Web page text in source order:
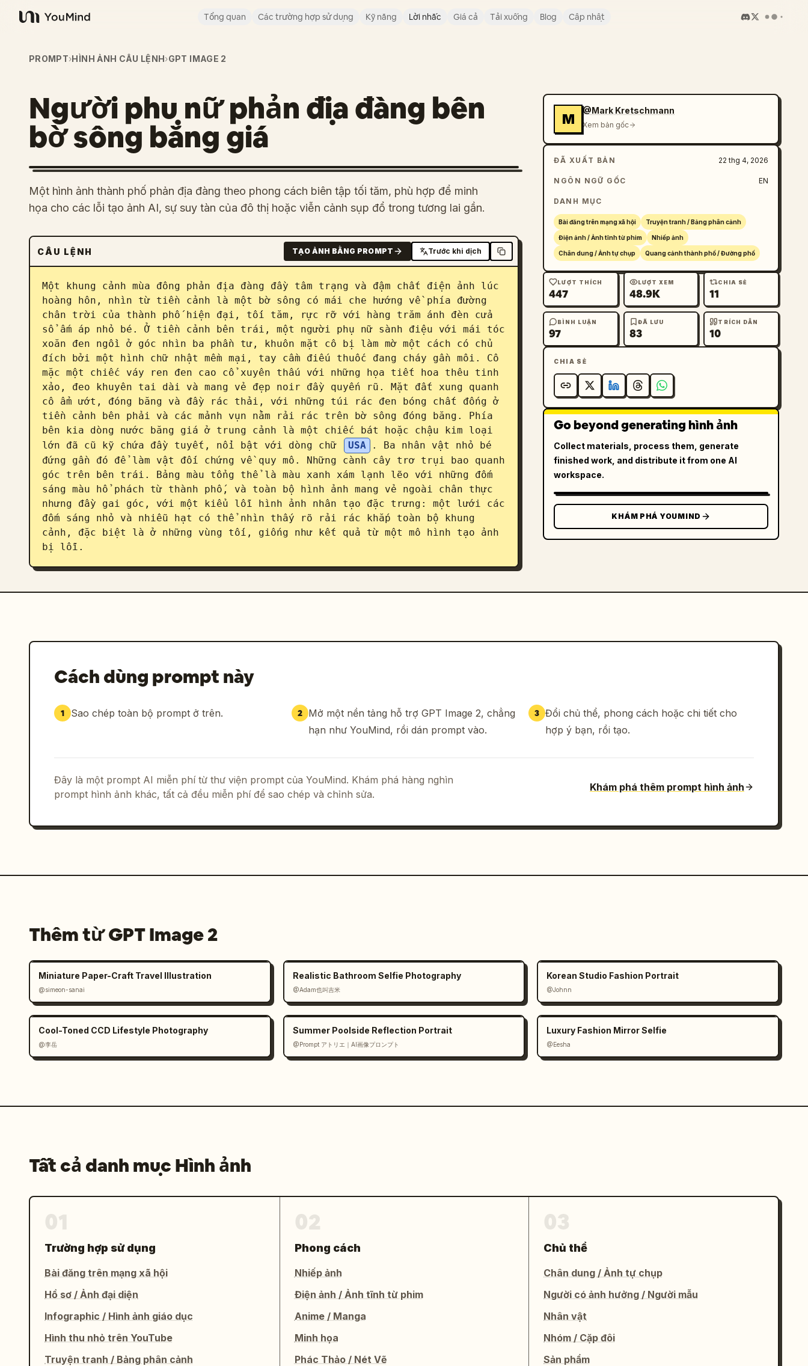
YouMind
Tổng quan Các trường hợp sử dụng Kỹ năng Lời nhắc Giá cả Tải xuống Blog Cập nhật
PROMPT›HÌNH ẢNH CÂU LỆNH›GPT IMAGE 2
Người phụ nữ phản địa đàng bên
bờ sông băng giá
Một hình ảnh thành phố phản địa đàng theo phong cách biên tập tối tăm, phù hợp để minh
họa cho các lỗi tạo ảnh AI, sự suy tàn của đô thị hoặc viễn cảnh sụp đổ trong tương lai gần.
CÂU LỆNH TẠO ẢNH BẰNG PROMPT Trước khi dịch
Một khung cảnh mùa đông phản địa đàng đầy tâm trạng và đậm chất điện ảnh lúc
hoàng hôn, nhìn từ tiền cảnh là một bờ sông có mái che hướng về phía đường
chân trời của thành phố hiện đại, tối tăm, rực rỡ với hàng trăm ánh đèn cửa
sổ ấm áp nhỏ bé. Ở tiền cảnh bên trái, một người phụ nữ sành điệu với mái tóc
xoăn đen ngồi ở góc nhìn ba phần tư, khuôn mặt cô bị làm mờ một cách có chủ
đích bởi một hình chữ nhật mềm mại, tay cầm điếu thuốc đang cháy gần môi. Cô
mặc một chiếc váy ren đen cao cổ xuyên thấu với những họa tiết hoa thêu tinh
xảo, đeo khuyên tai dài và mang vẻ đẹp noir đầy quyến rũ. Mặt đất xung quanh
cô ẩm ướt, đóng băng và đầy rác thải, với những túi rác đen bóng chất đống ở
tiền cảnh bên phải và các mảnh vụn nằm rải rác trên bờ sông đóng băng. Phía
bên kia dòng nước băng giá ở trung cảnh là một chiếc bát hoặc chậu kim loại
lớn đã cũ kỹ chứa đầy tuyết, nổi bật với dòng chữ
USA
. Ba nhân vật nhỏ bé
đứng gần đó để làm vật đối chứng về quy mô. Những cành cây trơ trụi bao quanh
góc trên bên trái. Bảng màu tổng thể là màu xanh xám lạnh lẽo với những đốm
sáng màu hổ phách từ thành phố, và toàn bộ hình ảnh mang vẻ ngoài chân thực
nhưng đầy gai góc, với một kiểu lỗi hình ảnh nhân tạo đặc trưng: một lưới các
đốm sáng nhỏ và nhiễu hạt có thể nhìn thấy rõ rải rác khắp toàn bộ khung
cảnh, đặc biệt là ở những vùng tối, giống như kết quả từ một mô hình tạo ảnh
bị lỗi.
M
@Mark Kretschmann
Xem bản gốc
ĐÃ XUẤT BẢN 22 thg 4, 2026
NGÔN NGỮ GỐC EN
DANH MỤC
Bài đăng trên mạng xã hội Truyện tranh / Bảng phân cảnh
Điện ảnh / Ảnh tĩnh từ phim Nhiếp ảnh
Chân dung / Ảnh tự chụp Quang cảnh thành phố / Đường phố
LƯỢT THÍCH
447
LƯỢT XEM
48.9K
CHIA SẺ
11
BÌNH LUẬN
97
ĐÃ LƯU
83
TRÍCH DẪN
10
CHIA SẺ
Go beyond generating hình ảnh
Collect materials, process them, generate
finished work, and distribute it from one AI
workspace.
KHÁM PHÁ YOUMIND
Cách dùng prompt này
1 Sao chép toàn bộ prompt ở trên. 2 Mở một nền tảng hỗ trợ GPT Image 2, chẳng
hạn như YouMind, rồi dán prompt vào.
3 Đổi chủ thể, phong cách hoặc chi tiết cho
hợp ý bạn, rồi tạo.
Đây là một prompt AI miễn phí từ thư viện prompt của YouMind. Khám phá hàng nghìn
prompt hình ảnh khác, tất cả đều miễn phí để sao chép và chỉnh sửa.
Khám phá thêm prompt hình ảnh
Thêm từ GPT Image 2
Miniature Paper-Craft Travel Illustration
@simeon-sanai
Realistic Bathroom Selfie Photography
@Adam也叫吉米
Korean Studio Fashion Portrait
@Johnn
Cool-Toned CCD Lifestyle Photography
@李岳
Summer Poolside Reflection Portrait
@Prompt アトリエ｜AI画像プロンプト
Luxury Fashion Mirror Selfie
@Eesha
Tất cả danh mục Hình ảnh
Trường hợp sử dụng
Bài đăng trên mạng xã hội
Hồ sơ / Ảnh đại diện
Infographic / Hình ảnh giáo dục
Hình thu nhỏ trên YouTube
Truyện tranh / Bảng phân cảnh
Phong cách
Nhiếp ảnh
Điện ảnh / Ảnh tĩnh từ phim
Anime / Manga
Minh họa
Phác Thảo / Nét Vẽ
Chủ thể
Chân dung / Ảnh tự chụp
Người có ảnh hưởng / Người mẫu
Nhân vật
Nhóm / Cặp đôi
Sản phẩm